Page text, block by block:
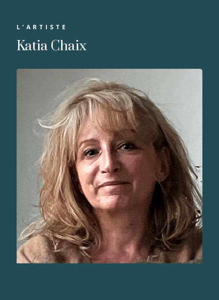
L’ARTISTE
Katia Chaix